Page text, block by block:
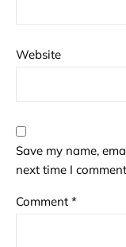
Website
Save my name,
next time I
Comment *